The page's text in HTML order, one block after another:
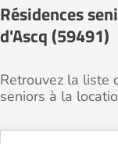
Résidences
d'Ascq (59491)
Retrouvez la liste
seniors à la